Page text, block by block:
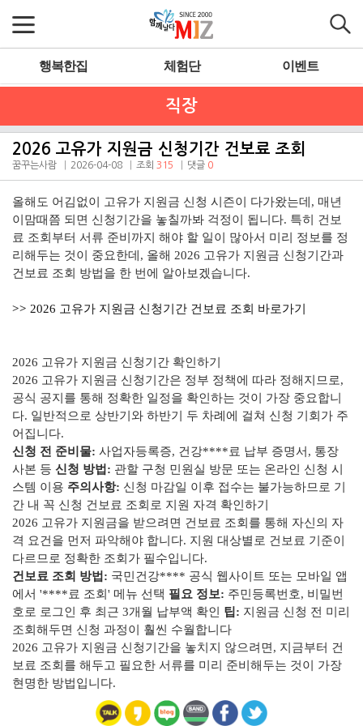
행복한집 체험단 이벤트
직장
2026 고유가 지원금 신청기간 건보료 조회
꿈꾸는사람 2026-04-08 조회 315 댓글 0
올해도 어김없이 고유가 지원금 신청 시즌이 다가왔는데, 매년
이맘때쯤 되면 신청기간을 놓칠까봐 걱정이 됩니다. 특히 건보
료 조회부터 서류 준비까지 해야 할 일이 많아서 미리 정보를 정
리해두는 것이 중요한데, 올해 2026 고유가 지원금 신청기간과
건보료 조회 방법을 한 번에 알아보겠습니다.
>> 2026 고유가 지원금 신청기간 건보료 조회 바로가기
2026 고유가 지원금 신청기간 확인하기
2026 고유가 지원금 신청기간은 정부 정책에 따라 정해지므로,
공식 공지를 통해 정확한 일정을 확인하는 것이 가장 중요합니
다. 일반적으로 상반기와 하반기 두 차례에 걸쳐 신청 기회가 주
어집니다.
신청 전 준비물: 사업자등록증, 건강****료 납부 증명서, 통장
사본 등 신청 방법: 관할 구청 민원실 방문 또는 온라인 신청 시
스템 이용 주의사항: 신청 마감일 이후 접수는 불가능하므로 기
간 내 꼭 신청 건보료 조회로 지원 자격 확인하기
2026 고유가 지원금을 받으려면 건보료 조회를 통해 자신의 자
격 요건을 먼저 파악해야 합니다. 지원 대상별로 건보료 기준이
다르므로 정확한 조회가 필수입니다.
건보료 조회 방법: 국민건강**** 공식 웹사이트 또는 모바일 앱
에서 '****료 조회' 메뉴 선택 필요 정보: 주민등록번호, 비밀번
호로 로그인 후 최근 3개월 납부액 확인 팁: 지원금 신청 전 미리
조회해두면 신청 과정이 훨씬 수월합니다
2026 고유가 지원금 신청기간을 놓치지 않으려면, 지금부터 건
보료 조회를 해두고 필요한 서류를 미리 준비해두는 것이 가장
현명한 방법입니다.